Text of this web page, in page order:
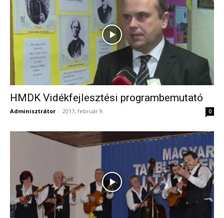
HMDK Vidékfejlesztési programbemutató
Adminisztrátor - 2017, február 9. 0